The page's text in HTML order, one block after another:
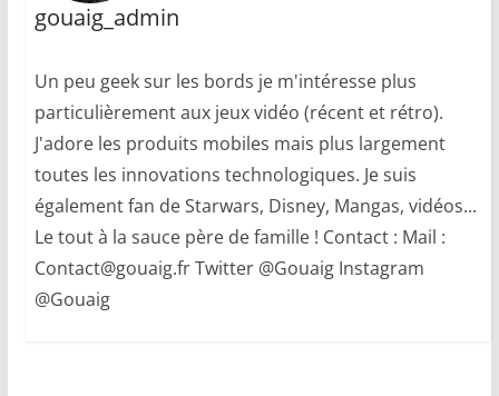
gouaig_admin
Un peu geek sur les bords je m'intéresse plus
particulièrement aux jeux vidéo (récent et rétro).
J'adore les produits mobiles mais plus largement
toutes les innovations technologiques. Je suis
également fan de Starwars, Disney, Mangas, vidéos...
Le tout à la sauce père de famille ! Contact : Mail :
Contact@gouaig.fr Twitter @Gouaig Instagram
@Gouaig